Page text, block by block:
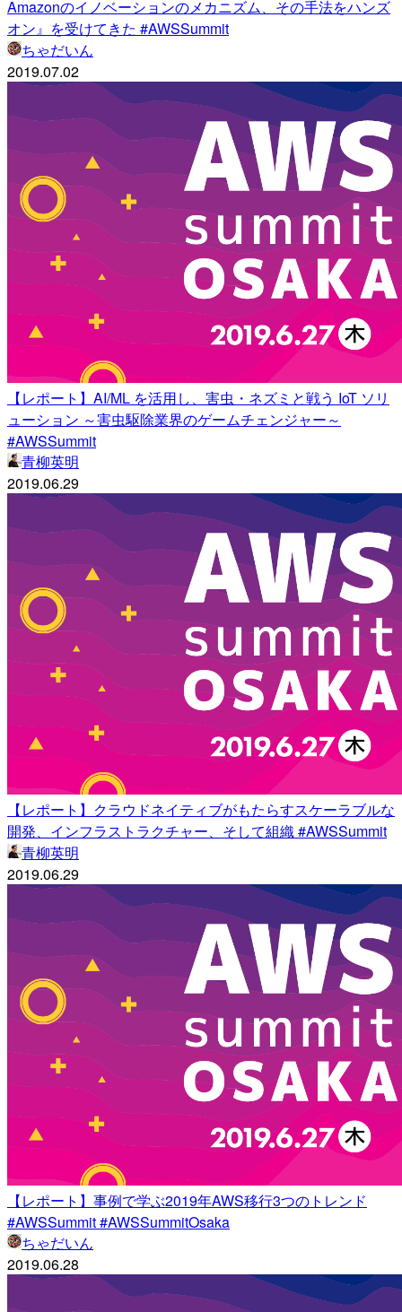
Amazonのイノベーションのメカニズム、その手法をハンズ
オン』を受けてきた #AWSSummit
ちゃだいん
2019.07.02
【レポート】AI/ML を活用し、害虫・ネズミと戦う IoT ソリ
ューション ～害虫駆除業界のゲームチェンジャー～
#AWSSummit
青柳英明
2019.06.29
【レポート】クラウドネイティブがもたらすスケーラブルな
開発、インフラストラクチャー、そして組織 #AWSSummit
青柳英明
2019.06.29
【レポート】事例で学ぶ2019年AWS移行3つのトレンド
#AWSSummit #AWSSummitOsaka
ちゃだいん
2019.06.28